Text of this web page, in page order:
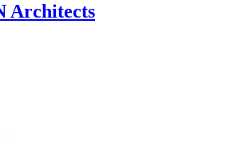
Architects